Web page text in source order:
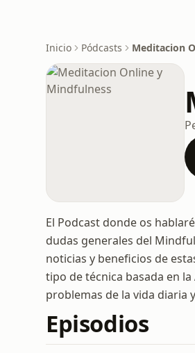
Inicio Pódcasts Meditacion
El Podcast donde os
dudas generales del
noticias y beneficios de
tipo de técnica basada en
problemas de la vida diaria
Episodios